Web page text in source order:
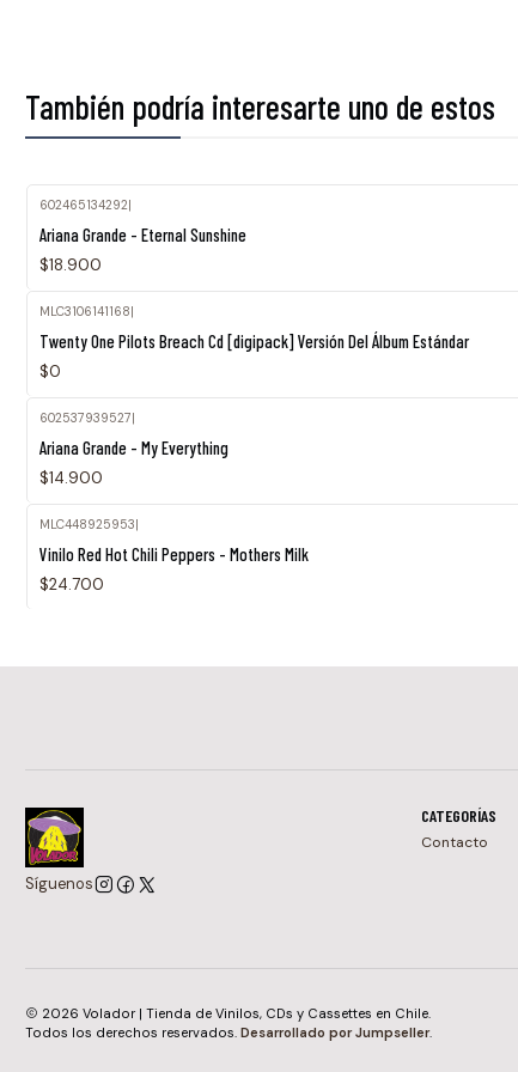
También podría interesarte uno de estos
602465134292|
Ariana Grande - Eternal Sunshine
$18.900
MLC3106141168|
Twenty One Pilots Breach Cd [digipack] Versión Del Álbum Estándar
$0
602537939527
Ariana Grande - My Everything
$14.900
MLC448925953
Vinilo Red Hot Chili Peppers - Mothers Milk
$24.700
Síguenos
CATEGORÍAS
Contacto
2026 Volador | Tienda de Vinilos, CDs y Cassettes en Chile.
Todos los derechos reservados. Desarrollado por Jumpseller.